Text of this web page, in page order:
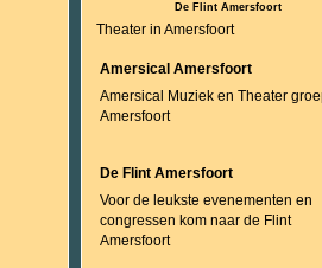
De Flint Amersfoort
Theater in Amersfoort
Amersical Amersfoort
Amersical Muziek en Theater
Amersfoort
De Flint Amersfoort
Voor de leukste evenementen en
congressen kom naar de Flint
Amersfoort